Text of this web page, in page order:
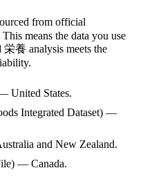
from official
means the data you use
養 analysis meets the
United States.
Integrated Dataset) —
and New Zealand.
— Canada.